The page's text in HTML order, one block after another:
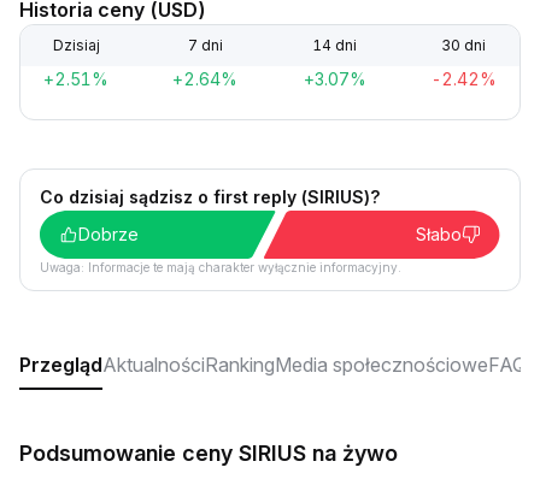
Historia ceny (USD)
Dzisiaj 7 dni 14 dni 30 dni
+2.51% +2.64% +3.07% -2.42%
Co dzisiaj sądzisz o first reply (SIRIUS)?
Dobrze
Słabo
Uwaga: Informacje te mają charakter wyłącznie informacyjny.
PrzeglądAktualnościRankingMedia społecznościoweFAQ
Podsumowanie ceny SIRIUS na żywo